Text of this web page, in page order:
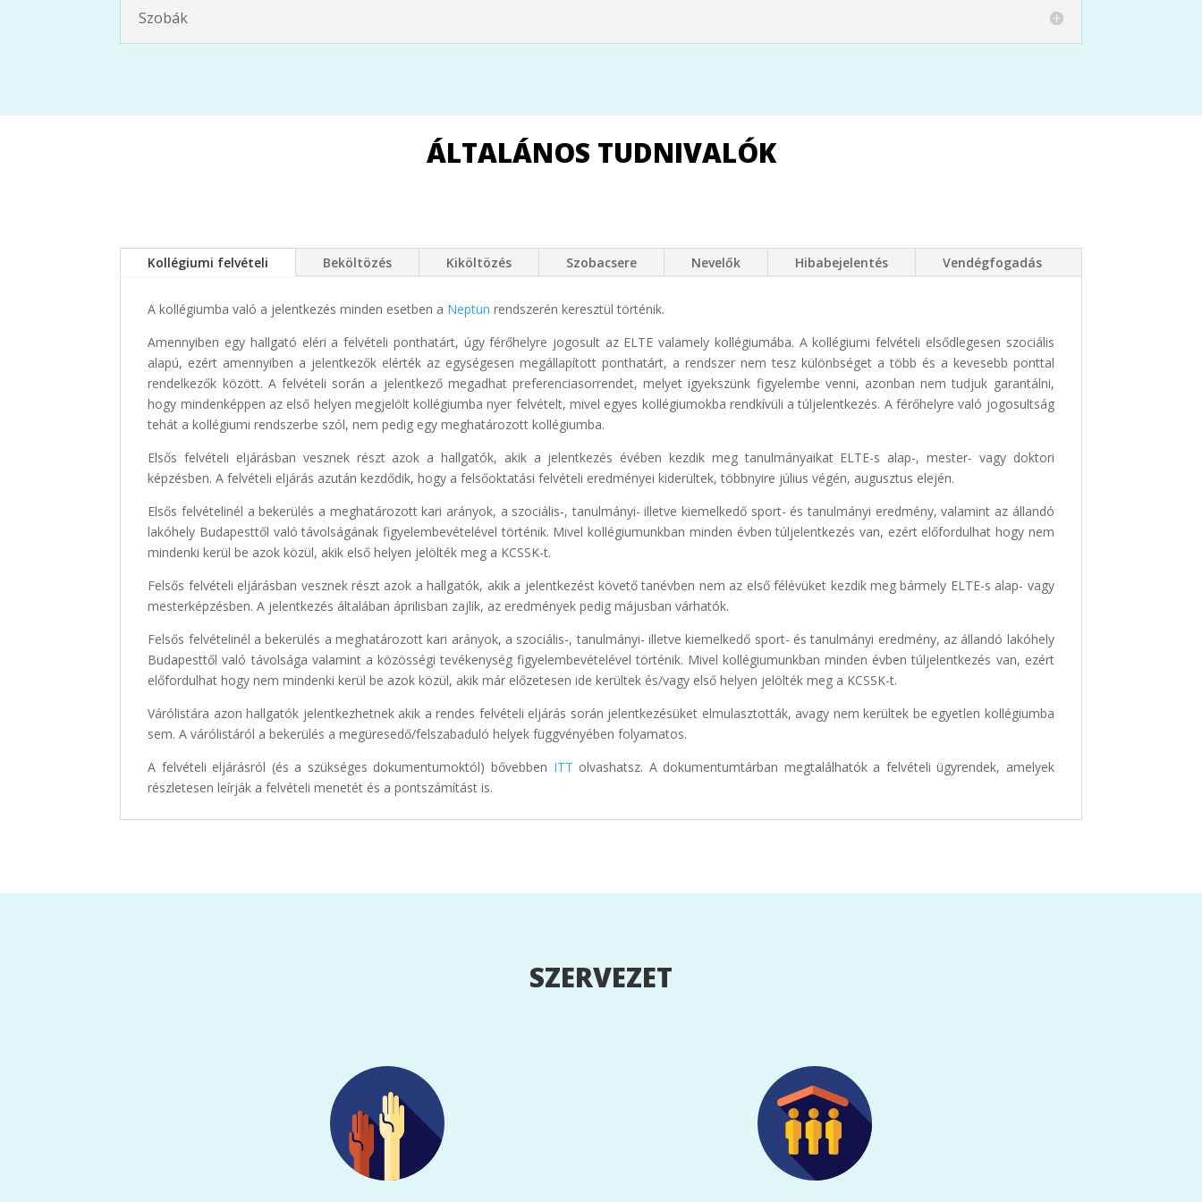
Szobák
ÁLTALÁNOS TUDNIVALÓK
Kollégiumi felvételi Beköltözés Kiköltözés Szobacsere Nevelők Hibabejelentés Vendégfogadás
A kollégiumba való a jelentkezés minden esetben a Neptun rendszerén keresztül történik.
Amennyiben egy hallgató eléri a felvételi ponthatárt, úgy férőhelyre jogosult az ELTE valamely kollégiumába. A kollégiumi felvételi elsődlegesen szociális
alapú, ezért amennyiben a jelentkezők elérték az egységesen megállapított ponthatárt, a rendszer nem tesz különbséget a több és a kevesebb ponttal
rendelkezők között. A felvételi során a jelentkező megadhat preferenciasorrendet, melyet igyekszünk figyelembe venni, azonban nem tudjuk garantálni,
hogy mindenképpen az első helyen megjelölt kollégiumba nyer felvételt, mivel egyes kollégiumokba rendkívüli a túljelentkezés. A férőhelyre való jogosultság
tehát a kollégiumi rendszerbe szól, nem pedig egy meghatározott kollégiumba.
Elsős felvételi eljárásban vesznek részt azok a hallgatók, akik a jelentkezés évében kezdik meg tanulmányaikat ELTE-s alap-, mester- vagy doktori
képzésben. A felvételi eljárás azután kezdődik, hogy a felsőoktatási felvételi eredményei kiderültek, többnyire július végén, augusztus elején.
Elsős felvételinél a bekerülés a meghatározott kari arányok, a szociális-, tanulmányi- illetve kiemelkedő sport- és tanulmányi eredmény, valamint az állandó
lakóhely Budapesttől való távolságának figyelembevételével történik. Mivel kollégiumunkban minden évben túljelentkezés van, ezért előfordulhat hogy nem
mindenki kerül be azok közül, akik első helyen jelölték meg a KCSSK-t.
Felsős felvételi eljárásban vesznek részt azok a hallgatók, akik a jelentkezést követő tanévben nem az első félévüket kezdik meg bármely ELTE-s alap- vagy
mesterképzésben. A jelentkezés általában áprilisban zajlik, az eredmények pedig májusban várhatók.
Felsős felvételinél a bekerülés a meghatározott kari arányok, a szociális-, tanulmányi- illetve kiemelkedő sport- és tanulmányi eredmény, az állandó lakóhely
Budapesttől való távolsága valamint a közösségi tevékenység figyelembevételével történik. Mivel kollégiumunkban minden évben túljelentkezés van, ezért
előfordulhat hogy nem mindenki kerül be azok közül, akik már előzetesen ide kerültek és/vagy első helyen jelölték meg a KCSSK-t.
Várólistára azon hallgatók jelentkezhetnek akik a rendes felvételi eljárás során jelentkezésüket elmulasztották, avagy nem kerültek be egyetlen kollégiumba
sem. A várólistáról a bekerülés a megüresedő/felszabaduló helyek függvényében folyamatos.
A felvételi eljárásról (és a szükséges dokumentumoktól) bővebben ITT olvashatsz. A dokumentumtárban megtalálhatók a felvételi ügyrendek, amelyek
részletesen leírják a felvételi menetét és a pontszámítást is.
SZERVEZET